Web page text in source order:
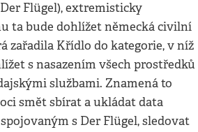
Flügel), extremisticky
ta bude dohlížet německá civilní
zařadila Křídlo do kategorie, v níž
s nasazením všech prostředků
službami. Znamená to
smět sbírat a ukládat data
s Der Flügel, sledovat